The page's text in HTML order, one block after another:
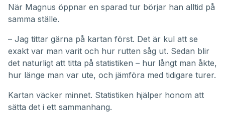
När Magnus öppnar en sparad tur börjar han alltid på
samma ställe.
– Jag tittar gärna på kartan först. Det är kul att se
exakt var man varit och hur rutten såg ut. Sedan blir
det naturligt att titta på statistiken – hur långt man åkte,
hur länge man var ute, och jämföra med tidigare turer.
Kartan väcker minnet. Statistiken hjälper honom att
sätta det i ett sammanhang.